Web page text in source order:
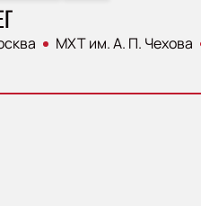
МХТ им. А. П. Чехова